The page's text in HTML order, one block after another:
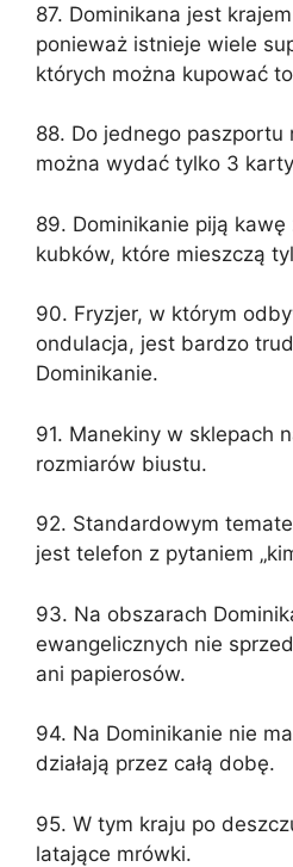
87. Dominikana jest
ponieważ istnieje wiele
których można kupować
88. Do jednego paszportu
można wydać tylko 3
89. Dominikanie piją
kubków, które mieszczą
90. Fryzjer, w którym
ondulacja, jest bardzo
Dominikanie.
91. Manekiny w sklepach
rozmiarów biustu.
92. Standardowym
jest telefon z pytaniem
93. Na obszarach
ewangelicznych nie
ani papierosów.
94. Na Dominikanie nie
działają przez całą dobę.
95. W tym kraju po
latające mrówki.